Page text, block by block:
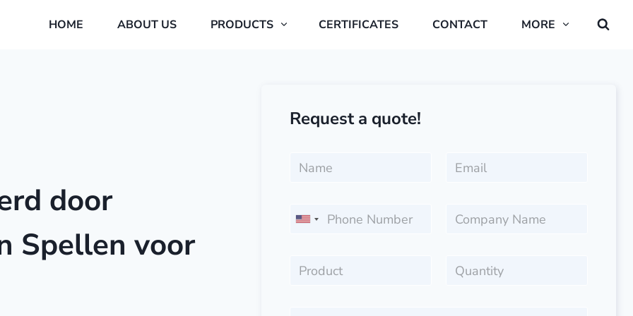
HOME ABOUT US PRODUCTS CERTIFICATES CONTACT MORE
door
Spellen voor
Request a quote!